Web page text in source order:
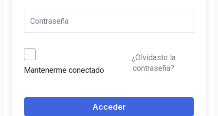
Mantenerme conectado
¿Olvidaste la
contraseña?
Acceder